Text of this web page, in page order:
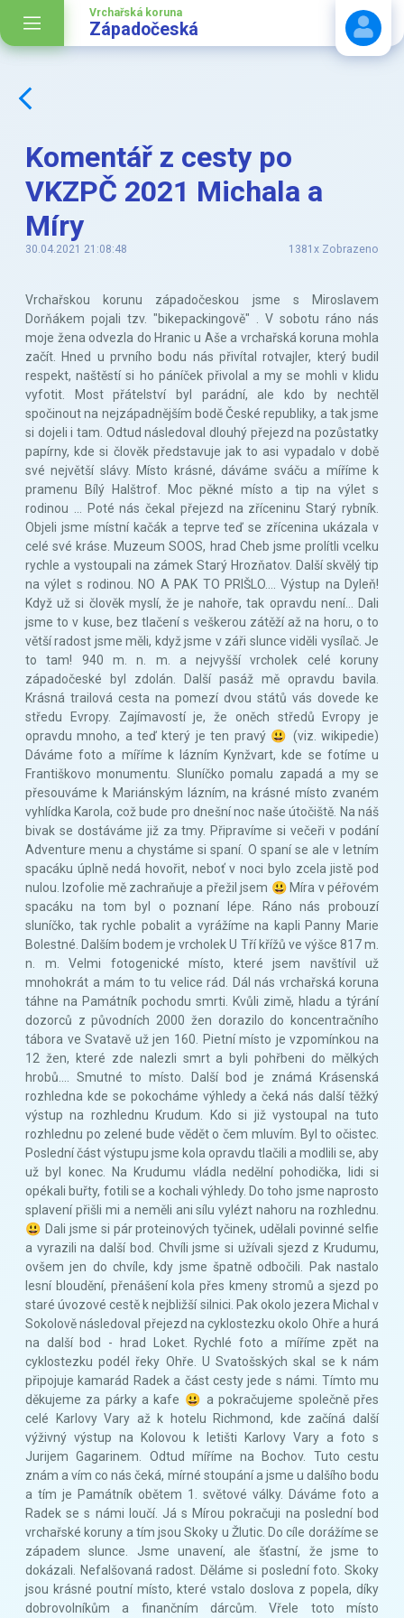
Vrchařská koruna
Západočeská
Komentář z cesty po
VKZPČ 2021 Michala a
Míry
30.04.2021 21:08:48 1381x Zobrazeno
Vrchařskou korunu západočeskou jsme s Miroslavem
Dorňákem pojali tzv. "bikepackingově" . V sobotu ráno nás
moje žena odvezla do Hranic u Aše a vrchařská koruna mohla
začít. Hned u prvního bodu nás přivítal rotvajler, který budil
respekt, naštěstí si ho páníček přivolal a my se mohli v klidu
vyfotit. Most přátelství byl parádní, ale kdo by nechtěl
spočinout na nejzápadnějším bodě České republiky, a tak jsme
si dojeli i tam. Odtud následoval dlouhý přejezd na pozůstatky
papírny, kde si člověk představuje jak to asi vypadalo v době
své největší slávy. Místo krásné, dáváme sváču a míříme k
pramenu Bílý Halštrof. Moc pěkné místo a tip na výlet s
rodinou ... Poté nás čekal přejezd na zříceninu Starý rybník.
Objeli jsme místní kačák a teprve teď se zřícenina ukázala v
celé své kráse. Muzeum SOOS, hrad Cheb jsme prolítli vcelku
rychle a vystoupali na zámek Starý Hrozňatov. Další skvělý tip
na výlet s rodinou. NO A PAK TO PRIŠLO.... Výstup na Dyleň!
Když už si člověk myslí, že je nahoře, tak opravdu není... Dali
jsme to v kuse, bez tlačení s veškerou zátěží až na horu, o to
větší radost jsme měli, když jsme v záři slunce viděli vysílač. Je
to tam! 940 m. n. m. a nejvyšší vrcholek celé koruny
západočeské byl zdolán. Další pasáž mě opravdu bavila.
Krásná trailová cesta na pomezí dvou států vás dovede ke
středu Evropy. Zajímavostí je, že oněch středů Evropy je
opravdu mnoho, a teď který je ten pravý 😃 (viz. wikipedie)
Dáváme foto a míříme k lázním Kynžvart, kde se fotíme u
Františkovo monumentu. Sluníčko pomalu zapadá a my se
přesouváme k Mariánským lázním, na krásné místo zvaném
vyhlídka Karola, což bude pro dnešní noc naše útočiště. Na náš
bivak se dostáváme již za tmy. Připravíme si večeři v podání
Adventure menu a chystáme si spaní. O spaní se ale v letním
spacáku úplně nedá hovořit, neboť v noci bylo zcela jistě pod
nulou. Izofolie mě zachraňuje a přežil jsem 😃 Míra v péřovém
spacáku na tom byl o poznaní lépe. Ráno nás probouzí
sluníčko, tak rychle pobalit a vyrážíme na kapli Panny Marie
Bolestné. Dalším bodem je vrcholek U Tří křížů ve výšce 817 m.
n. m. Velmi fotogenické místo, které jsem navštívil už
mnohokrát a mám to tu velice rád. Dál nás vrchařská koruna
táhne na Památník pochodu smrti. Kvůli zimě, hladu a týrání
dozorců z původních 2000 žen dorazilo do koncentračního
tábora ve Svatavě už jen 160. Pietní místo je vzpomínkou na
12 žen, které zde nalezli smrt a byli pohřbeni do mělkých
hrobů.... Smutné to místo. Další bod je známá Krásenská
rozhledna kde se pokocháme výhledy a čeká nás další těžký
výstup na rozhlednu Krudum. Kdo si již vystoupal na tuto
rozhlednu po zelené bude vědět o čem mluvím. Byl to očistec.
Poslední část výstupu jsme kola opravdu tlačili a modlili se, aby
už byl konec. Na Krudumu vládla nedělní pohodička, lidi si
opékali buřty, fotili se a kochali výhledy. Do toho jsme naprosto
splavení přišli mi a neměli ani sílu vylézt nahoru na rozhlednu.
😃 Dali jsme si pár proteinových tyčinek, udělali povinné selfie
a vyrazili na další bod. Chvíli jsme si užívali sjezd z Krudumu,
ovšem jen do chvíle, kdy jsme špatně odbočili. Pak nastalo
lesní bloudění, přenášení kola přes kmeny stromů a sjezd po
staré úvozové cestě k nejbližší silnici. Pak okolo jezera Michal v
Sokolově následoval přejezd na cyklostezku okolo Ohře a hurá
na další bod - hrad Loket. Rychlé foto a míříme zpět na
cyklostezku podél řeky Ohře. U Svatošských skal se k nám
připojuje kamarád Radek a část cesty jede s námi. Tímto mu
děkujeme za párky a kafe 😃 a pokračujeme společně přes
celé Karlovy Vary až k hotelu Richmond, kde začíná další
výživný výstup na Kolovou k letišti Karlovy Vary a foto s
Jurijem Gagarinem. Odtud míříme na Bochov. Tuto cestu
znám a vím co nás čeká, mírné stoupání a jsme u dalšího bodu
a tím je Památník obětem 1. světové války. Dáváme foto a
Radek se s námi loučí. Já s Mírou pokračuji na poslední bod
vrchařské koruny a tím jsou Skoky u Žlutic. Do cíle dorážíme se
západem slunce. Jsme unavení, ale šťastní, že jsme to
dokázali. Nefalšovaná radost. Děláme si poslední foto. Skoky
jsou krásné poutní místo, které vstalo doslova z popela, díky
dobrovolníkům a finančním dárcům. Vřele toto místo